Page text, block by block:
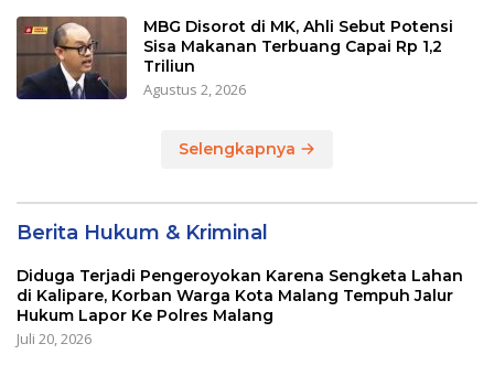
MBG Disorot di MK, Ahli Sebut Potensi
Sisa Makanan Terbuang Capai Rp 1,2
Triliun
Agustus 2, 2026
Selengkapnya
Berita Hukum & Kriminal
Diduga Terjadi Pengeroyokan Karena Sengketa Lahan
di Kalipare, Korban Warga Kota Malang Tempuh Jalur
Hukum Lapor Ke Polres Malang
Juli 20, 2026